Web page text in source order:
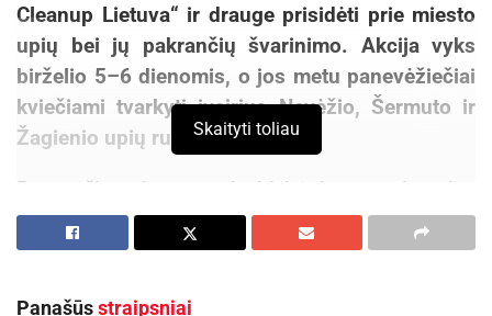
Cleanup Lietuva“ ir draugeprisidėti prie miesto
upių bei jų pakrančių švarinimo. Akcija vyks
birželio 5–6 dienomis, o jos metu panevėžiečiai
kviečiami tvarkyti įvairius Nevėžio, Šermuto ir
Žagienio upių ruožus.
Panevėžio miesto savivaldybė jau ne vienerius
metus aktyviai dalyvauja šioje akcijoje ir kviečia
gyventojus nelikti abejingus. Net ir nedidelis
Skaityti toliau
Panašūsstraipsniai